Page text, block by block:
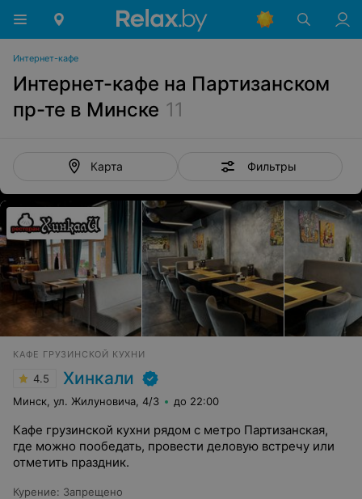
Интернет-кафе
Интернет-кафе на Партизанском
пр-те в Минске 11
Карта Фильтры
КАФЕ ГРУЗИНСКОЙ КУХНИ
4.5 Хинкали
Минск, ул. Жилуновича, 4/3 до 22:00
Кафе грузинской кухни рядом с метро Партизанская,
где можно пообедать, провести деловую встречу или
отметить праздник.
Курение: Запрещено